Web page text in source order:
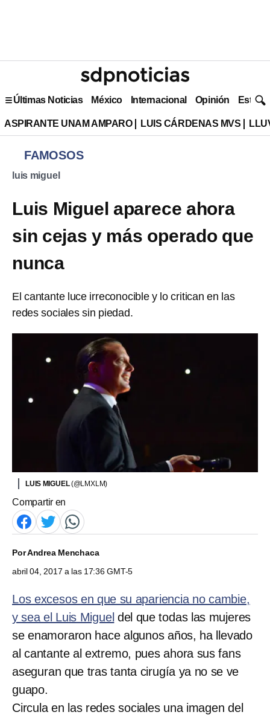
Últimas Noticias México Internacional Opinión Estilo
ASPIRANTE UNAM AMPARO LUIS CÁRDENAS MVS
FAMOSOS
luis miguel
Luis Miguel aparece ahora
sin cejas y más operado que
nunca
El cantante luce irreconocible y lo critican en las
redes sociales sin piedad.
LUIS MIGUEL(@LMXLM)
Compartir en
PorAndrea Menchaca
abril 04, 2017 a las 17:36 GMT-5
Los excesos en que su apariencia no cambie,
y sea el Luis Miguel del que todas las mujeres
se enamoraron hace algunos años, ha llevado
al cantante al extremo, pues ahora sus fans
aseguran que tras tanta cirugía ya no se ve
guapo.
Circula en las redes sociales una imagen del